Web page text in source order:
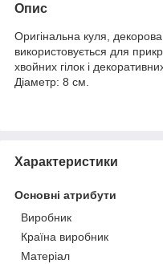
Опис
Оригінальна куля,
використовується для
хвойних гілок і
Діаметр: 8 см.
Характеристики
Основні атрибути
Виробник
Країна виробник
Матеріал